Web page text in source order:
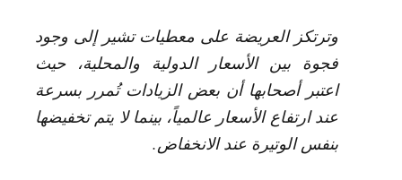
وترتكز العريضة على معطيات تشير إلى وجود
فجوة بين الأسعار الدولية والمحلية، حيث
اعتبر أصحابها أن بعض الزيادات تُمرر بسرعة
عند ارتفاع الأسعار عالمياً، بينما لا يتم تخفيضها
بنفس الوتيرة عند الانخفاض.